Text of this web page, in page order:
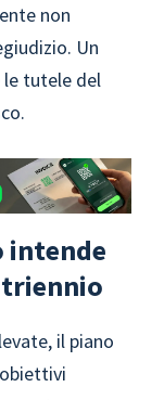
non
Un
le tutele del
intende
il piano